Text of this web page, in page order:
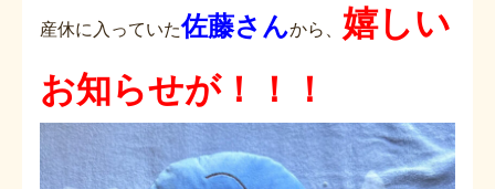
産休に入っていた佐藤さんから、 嬉しい
お知らせが！！！